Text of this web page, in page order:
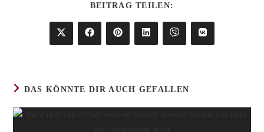
BEITRAG TEILEN:
TEILEN
Öffnet
in
Öffnet
in
Öffnet
in
Öffnet
in
Öffnet
in
Öffnet
in
DAS KÖNNTE DIR AUCH GEFALLEN